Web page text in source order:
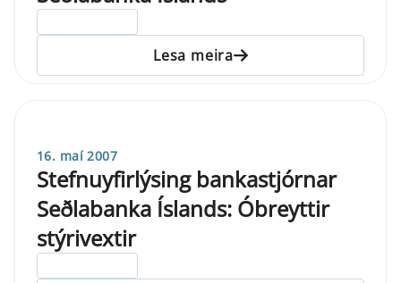
Lesa meira
16. maí 2007
Stefnuyfirlýsing bankastjórnar
Seðlabanka Íslands: Óbreyttir
stýrivextir